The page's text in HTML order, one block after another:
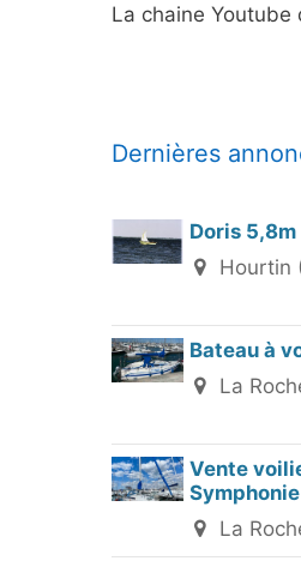
La chaine Youtube
Dernières
Doris 5,8m
Hourtin
Bateau à
La
Vente
La